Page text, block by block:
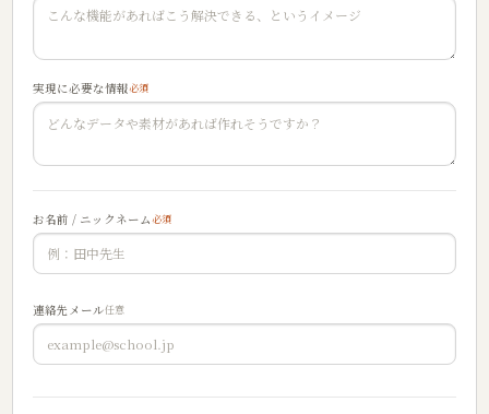
実現に必要な情報必須
お名前 / ニックネーム必須
連絡先メール任意